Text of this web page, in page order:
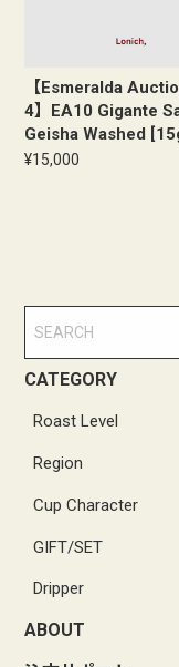
CATEGORY
Roast Level
Region
Cup Character
GIFT/SET
Dripper
ABOUT
【Esmeralda
4】EA10 Gigante
Geisha Washed
¥15,000